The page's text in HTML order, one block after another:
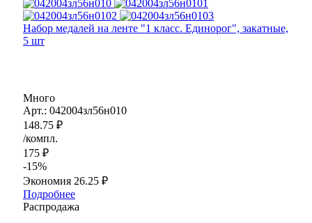
Набор медалей на ленте "1 класс. Единорог", закатные,
5 шт
Много
Арт.: 042004зл56н010
148.75 ₽
/компл.
175 ₽
-15%
Экономия 26.25 ₽
Подробнее
Распродажа